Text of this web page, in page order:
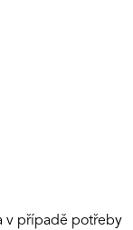
v případě potřeby